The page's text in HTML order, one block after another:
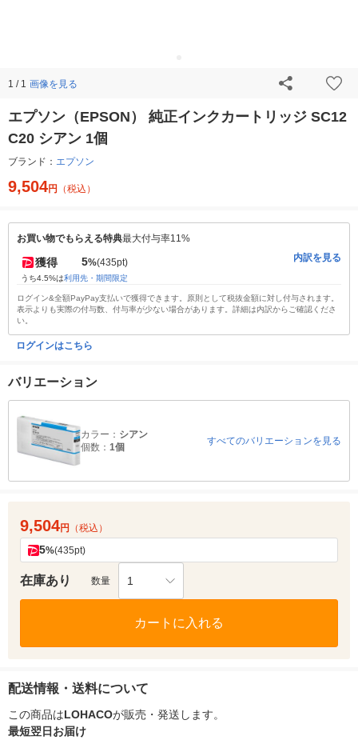
1 / 1 画像を見る
エプソン（EPSON） 純正インクカートリッジ SC12
C20 シアン 1個
ブランド： エプソン
9,504円 （税込）
お買い物でもらえる特典最大付与率11%
獲得 5%(435pt)
うち4.5%は利用先・期間限定
内訳を見る
ログイン&全額PayPay支払いで獲得できます。原則として税抜金額に対し付与されます。
表示よりも実際の付与数、付与率が少ない場合があります。詳細は内訳からご確認くださ
い。
ログインはこちら
バリエーション
カラー： シアン
個数： 1個
すべてのバリエーションを見る
9,504円 （税込）
5%(435pt)
在庫あり 数量 1
カートに入れる
配送情報・送料について
この商品はLOHACOが販売・発送します。
最短翌日お届け